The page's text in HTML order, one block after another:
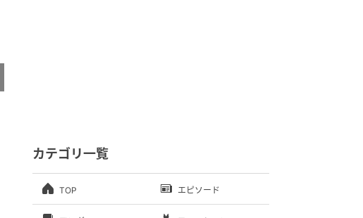
カテゴリ一覧
TOP エピソード